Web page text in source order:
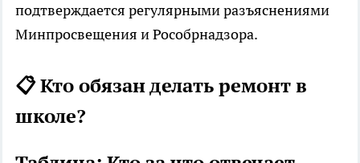
подтверждается регулярными разъяснениями
Минпросвещения и Рособрнадзора.
📋 Кто обязан делать ремонт в
школе?